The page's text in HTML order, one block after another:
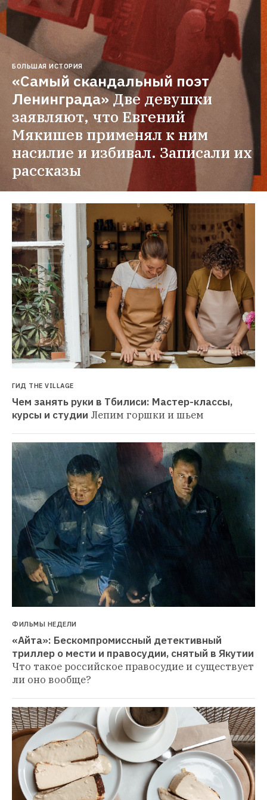
БОЛЬШАЯ ИСТОРИЯ
«Самый скандальный поэт
Ленинграда»Две девушки
заявляют, что Евгений
Мякишев применял к ним
насилие и избивал. Записали их
рассказы
ГИД THE VILLAGE
Чем занять руки в Тбилиси: Мастер-классы,
курсы и студии Лепим горшки и шьем
ФИЛЬМЫ НЕДЕЛИ
«Айта»: Бескомпромиссный детективный
триллер о мести и правосудии, снятый в Якутии
Что такое российское правосудие и существует
ли оно вообще?